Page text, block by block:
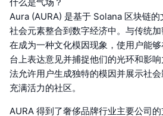
什么是气场？
Aura (AURA) 是基于 Solana 区块链
社会元素整合到数字经济中。与传统
在成为一种文化模因现象，使用户能
台上表达意见并捕捉他们的光环和影
法允许用户生成独特的模因并展示社
充满活力的社区。
AURA 得到了奢侈品牌行业主要公司